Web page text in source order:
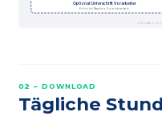
Optional: Unterschrift Vorarbeiter
Erhöht Nachvollziehbarkeit
02 – DOWNLOAD
Tägliche